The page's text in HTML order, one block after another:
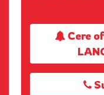
Cere